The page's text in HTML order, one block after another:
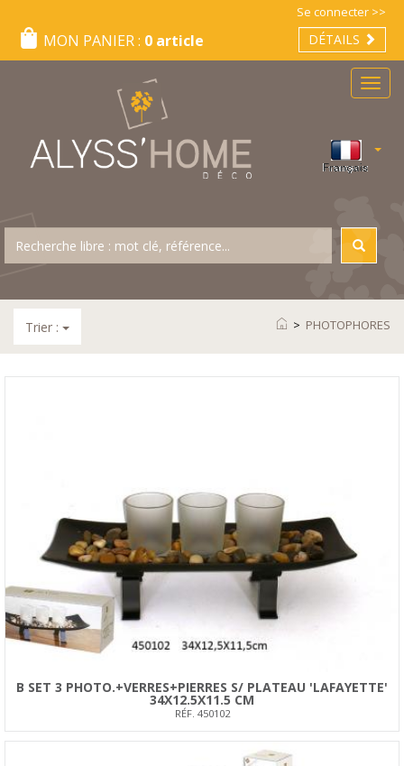
Se connecter >>
DÉTAILS
MON PANIER : 0 article
Menu
> PHOTOPHORES
Trier :
B SET 3 PHOTO.+VERRES+PIERRES S/ PLATEAU 'LAFAYETTE'
34X12.5X11.5 CM
RÉF. 450102